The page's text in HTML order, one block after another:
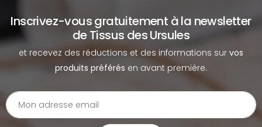
Inscrivez-vous gratuitement à la newsletter
de Tissus des Ursules
et recevez des réductions et des informations sur vos
produits préférés en avant première.